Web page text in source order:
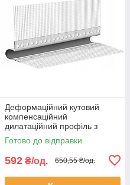
Деформаційний кутовий
компенсаційний
дилатаційний профіль з
сіткою Valmiera Glass V-Form
2,5 метра
Готово до відправки
592 ₴/од. 650,55 ₴/од.